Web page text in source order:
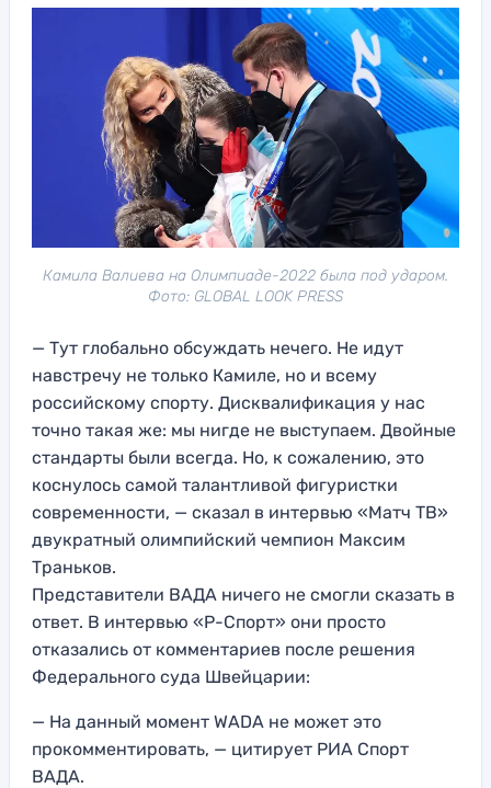
Камила Валиева на Олимпиаде-2022 была под ударом.
Фото: GLOBAL LOOK PRESS
— Тут глобально обсуждать нечего. Не идут
навстречу не только Камиле, но и всему
российскому спорту. Дисквалификация у нас
точно такая же: мы нигде не выступаем. Двойные
стандарты были всегда. Но, к сожалению, это
коснулось самой талантливой фигуристки
современности, — сказал в интервью «Матч ТВ»
двукратный олимпийский чемпион Максим
Траньков.
Представители ВАДА ничего не смогли сказать в
ответ. В интервью «Р-Спорт» они просто
отказались от комментариев после решения
Федерального суда Швейцарии:
— На данный момент WADA не может это
прокомментировать, — цитирует РИА Спорт
ВАДА.